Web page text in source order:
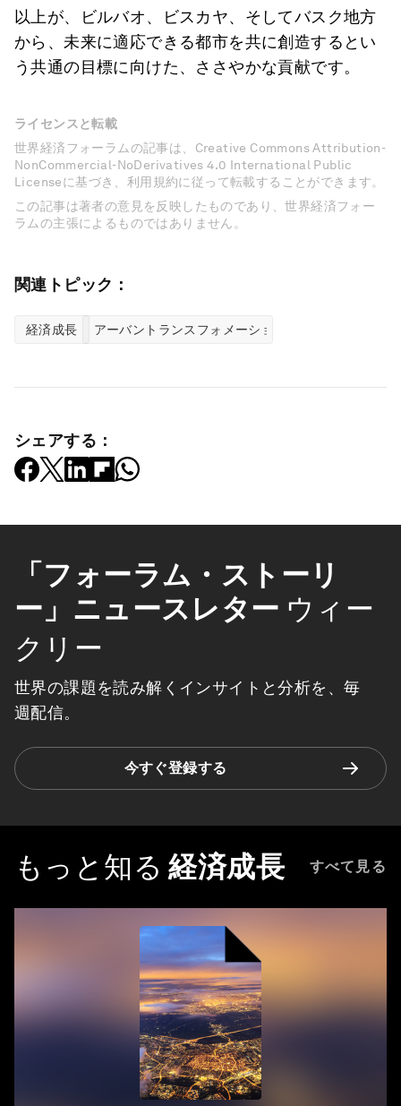
以上が、ビルバオ、ビスカヤ、そしてバスク地方
から、未来に適応できる都市を共に創造するとい
う共通の目標に向けた、ささやかな貢献です。
ライセンスと転載
世界経済フォーラムの記事は、Creative Commons Attribution-
NonCommercial-NoDerivatives 4.0 International Public
Licenseに基づき、利用規約に従って転載することができます。
この記事は著者の意見を反映したものであり、世界経済フォー
ラムの主張によるものではありません。
関連トピック：
経済成長 アーバントランスフォメーション
シェアする：
「フォーラム・ストーリ
ー」ニュースレター ウィー
クリー
世界の課題を読み解くインサイトと分析を、毎
週配信。
今すぐ登録する
もっと知る 経済成長 すべて見る